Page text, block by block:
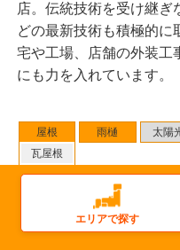
屋根
瓦屋根
金属屋根
雨樋 太陽
対応地域
：真岡市 周辺
店。伝統技術を受け継ぎ
どの最新技術も積極的に
宅や工場、店舗の外装工
にも力を入れています。
エリアで探す